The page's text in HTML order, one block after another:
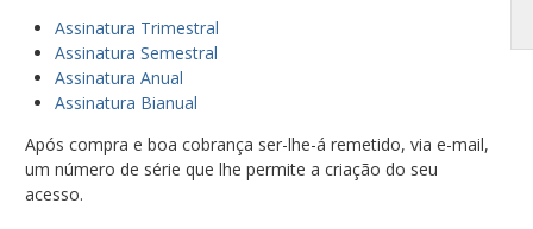
Assinatura Trimestral
Assinatura Semestral
Assinatura Anual
Assinatura Bianual
Após compra e boa cobrança ser-lhe-á remetido, via e-mail,
um número de série que lhe permite a criação do seu
acesso.